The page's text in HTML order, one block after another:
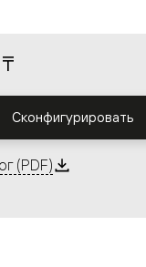
из стекла с
и варьировать
имеют
и легко
Сконфигурировать
(PDF)